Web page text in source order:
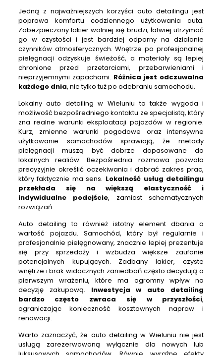
Jedną z najważniejszych korzyści auto detailingu jest
poprawa komfortu codziennego użytkowania auta.
Zabezpieczony lakier wolniej się brudzi, łatwiej utrzymać
go w czystości i jest bardziej odporny na działanie
czynników atmosferycznych. Wnętrze po profesjonalnej
pielęgnacji odzyskuje świeżość, a materiały są lepiej
chronione przed przetarciami, przebarwieniami i
nieprzyjemnymi zapachami. Różnica jest odczuwalna
każdego dnia, nie tylko tuż po odebraniu samochodu.
Lokalny auto detailing w Wieluniu to także wygoda i
możliwość bezpośredniego kontaktu ze specjalistą, który
zna realne warunki eksploatacji pojazdów w regionie.
Kurz, zmienne warunki pogodowe oraz intensywne
użytkowanie samochodów sprawiają, że metody
pielęgnacji muszą być dobrze dopasowane do
lokalnych realiów. Bezpośrednia rozmowa pozwala
precyzyjnie określić oczekiwania i dobrać zakres prac,
który faktycznie ma sens. Lokalność usług detailingu
przekłada się na większą elastyczność i
indywidualne podejście, zamiast schematycznych
rozwiązań.
Auto detailing to również istotny element dbania o
wartość pojazdu. Samochód, który był regularnie i
profesjonalnie pielęgnowany, znacznie lepiej prezentuje
się przy sprzedaży i wzbudza większe zaufanie
potencjalnych kupujących. Zadbany lakier, czyste
wnętrze i brak widocznych zaniedbań często decydują o
pierwszym wrażeniu, które ma ogromny wpływ na
decyzję zakupową. Inwestycja w auto detailing
bardzo często zwraca się w przyszłości,
ograniczając konieczność kosztownych napraw i
renowacji.
Warto zaznaczyć, że auto detailing w Wieluniu nie jest
usługą zarezerwowaną wyłącznie dla nowych lub